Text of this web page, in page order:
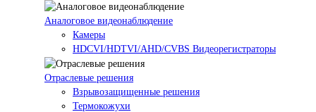
Аналоговое видеонаблюдение
Камеры
HDCVI/HDTVI/AHD/CVBS Видеорегистраторы
Отраслевые решения
Взрывозащищенные решения
Термокожухи